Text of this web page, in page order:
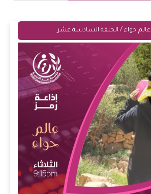
عالم حواء / الحلقة السادسة عشر